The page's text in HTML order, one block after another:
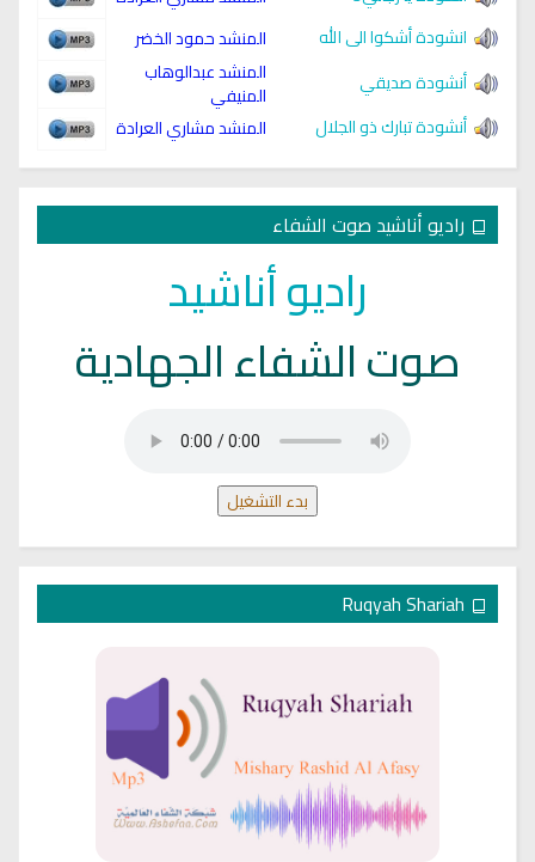
انشودة أشكوا الى الله
المنشد حمود الخضر
أنشودة صديقي
المنشد عبدالوهاب
المنيفي
أنشودة تبارك ذو الجلال
المنشد مشاري العرادة
راديو أناشيد صوت الشفاء
راديو أناشيد
صوت الشفاء الجهادية
بدء التشغيل